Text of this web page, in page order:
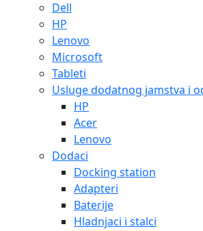
Dell
HP
Lenovo
Microsoft
Tableti
Usluge dodatnog jamstva i
HP
Acer
Lenovo
Dodaci
Docking station
Adapteri
Baterije
Hladnjaci i stalci